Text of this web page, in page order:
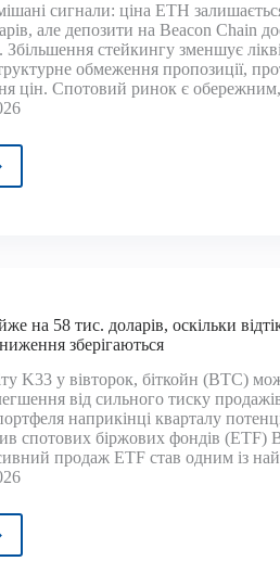
сигнали: ціна ETH
але депозити на Beacon Chain
Збільшення стейкингу зменшує
обмеження пропозиції,
цін. Спотовий ринок є
на 58 тис. доларів, оскільки
зберігаються
K33 у вівторок, біткойн (BTC)
від сильного тиску
наприкінці кварталу
спотових біржових фондів (ETF)
продаж ETF став одним із